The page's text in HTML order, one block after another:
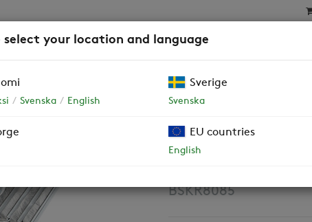
SUODATTIMET YRITYSASIAKKAAT JA
suorat harjat ja 2kpl kennoharjat)
suorat
BSKR8085
select your location and language
Svenska English
Sverige
Svenska
EU countries
English